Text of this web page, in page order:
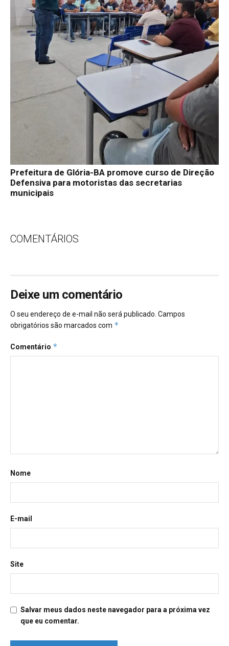
Prefeitura de Glória-BA promove curso de Direção
Defensiva para motoristas das secretarias
municipais
COMENTÁRIOS
Deixe um comentário
O seu endereço de e-mail não será publicado. Campos
obrigatórios são marcados com *
Comentário *
Nome
E-mail
Site
Salvar meus dados neste navegador para a próxima vez
que eu comentar.